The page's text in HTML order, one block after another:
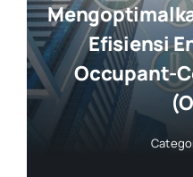
Efisiensi
Occupant-